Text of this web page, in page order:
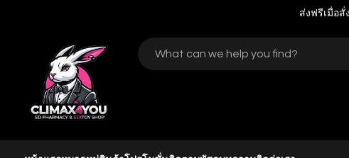
ส่งฟรีเมื่อสั่